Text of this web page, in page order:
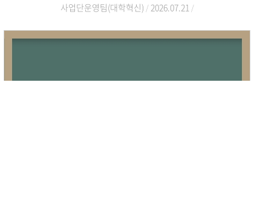
사업단운영팀(대학혁신) 2026.07.21